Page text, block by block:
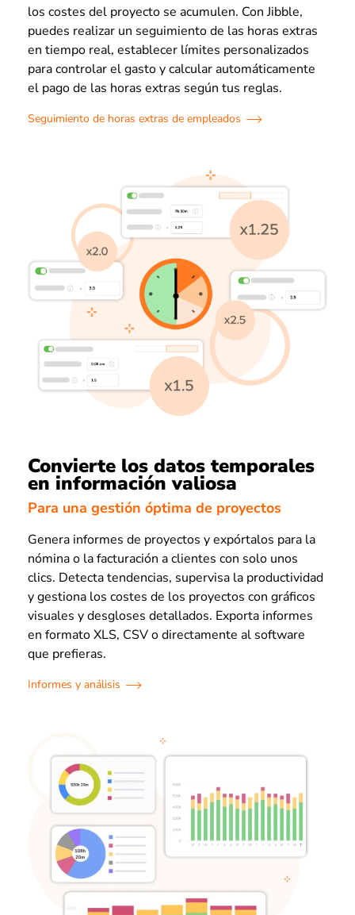
los costes del proyecto se acumulen. Con Jibble,
puedes realizar un seguimiento de las horas extras
en tiempo real, establecer límites personalizados
para controlar el gasto y calcular automáticamente
el pago de las horas extras según tus reglas.
Seguimiento de horas extras de empleados
Convierte los datos temporales
en información valiosa
Para una gestión óptima de proyectos
Genera informes de proyectos y expórtalos para la
nómina o la facturación a clientes con solo unos
clics. Detecta tendencias, supervisa la productividad
y gestiona los costes de los proyectos con gráficos
visuales y desgloses detallados. Exporta informes
en formato XLS, CSV o directamente al software
que prefieras.
Informes y análisis